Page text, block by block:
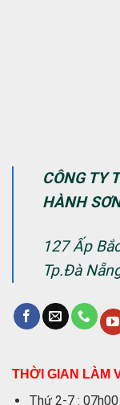
CÔNG TY
HÀNH
127 Ấp
Tp.Đà
THỜI GIAN LÀM
Thứ 2-7 :